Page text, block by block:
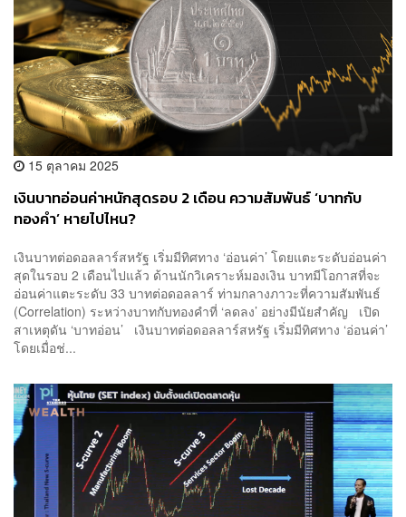
15 ตุลาคม 2025
เงินบาทอ่อนค่าหนักสุดรอบ 2 เดือน ความสัมพันธ์ ‘บาทกับ
ทองคำ’ หายไปไหน?
เงินบาทต่อดอลลาร์สหรัฐ เริ่มมีทิศทาง ‘อ่อนค่า’ โดยแตะระดับอ่อนค่า
สุดในรอบ 2 เดือนไปแล้ว ด้านนักวิเคราะห์มองเงิน บาทมีโอกาสที่จะ
อ่อนค่าแตะระดับ 33 บาทต่อดอลลาร์ ท่ามกลางภาวะที่ความสัมพันธ์
(Correlation) ระหว่างบาทกับทองคำที่ ‘ลดลง’ อย่างมีนัยสำคัญ เปิด
สาเหตุดัน ‘บาทอ่อน’ เงินบาทต่อดอลลาร์สหรัฐ เริ่มมีทิศทาง ‘อ่อนค่า’
โดยเมื่อช่...